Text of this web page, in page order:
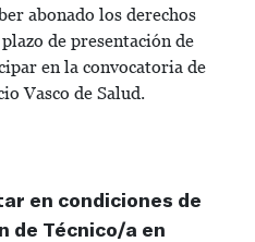
abonado los derechos
de presentación de
en la convocatoria de
Vasco de Salud.
en condiciones de
de Técnico/a en